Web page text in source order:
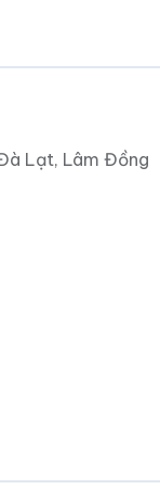
Lạt, Lâm Đồng